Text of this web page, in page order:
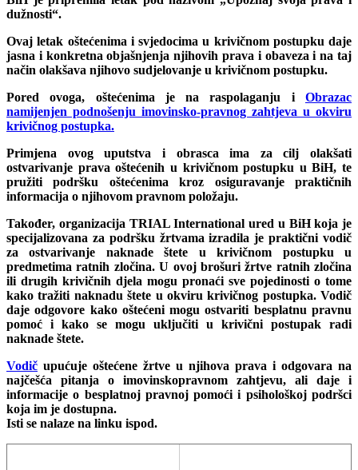
dužnosti“.
Ovaj letak oštećenima i svjedocima u krivičnom postupku daje
jasna i konkretna objašnjenja njihovih prava i obaveza i na taj
način olakšava njihovo sudjelovanje u krivičnom postupku.
Pored ovoga, oštećenima je na raspolaganju i Obrazac
namijenjen podnošenju imovinsko-pravnog zahtjeva u okviru
krivičnog postupka.
Primjena ovog uputstva i obrasca ima za cilj olakšati
ostvarivanje prava oštećenih u krivičnom postupku u BiH, te
pružiti podršku oštećenima kroz osiguravanje praktičnih
informacija o njihovom pravnom položaju.
Također, organizacija TRIAL International ured u BiH koja je
specijalizovana za podršku žrtvama izradila je praktični vodič
za ostvarivanje naknade štete u krivičnom postupku u
predmetima ratnih zločina. U ovoj brošuri žrtve ratnih zločina
ili drugih krivičnih djela mogu pronaći sve pojedinosti o tome
kako tražiti naknadu štete u okviru krivičnog postupka. Vodič
daje odgovore kako oštećeni mogu ostvariti besplatnu pravnu
pomoć i kako se mogu uključiti u krivični postupak radi
naknade štete.
Vodič upućuje oštećene žrtve u njihova prava i odgovara na
najčešća pitanja o imovinskopravnom zahtjevu, ali daje i
informacije o besplatnoj pravnoj pomoći i psihološkoj podršci
koja im je dostupna.
Isti se nalaze na linku ispod.